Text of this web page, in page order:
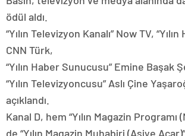
ödül aldı.
“Yılın Televizyon Kanalı” Now TV, “Yılın
CNN Türk,
“Yılın Haber Sunucusu” Emine Başak
“Yılın Televizyoncusu” Aslı Çine
açıklandı.
Kanal D, hem “Yılın Magazin Programı
de “Yılın Magazin Muhabiri (Asiye